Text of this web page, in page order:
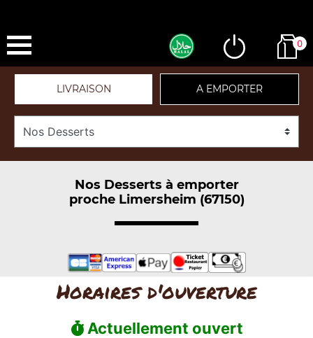
0
LIVRAISON A EMPORTER
Nos Desserts à emporter
proche Limersheim (67150)
Horaires d'ouverture
Actuellement ouvert